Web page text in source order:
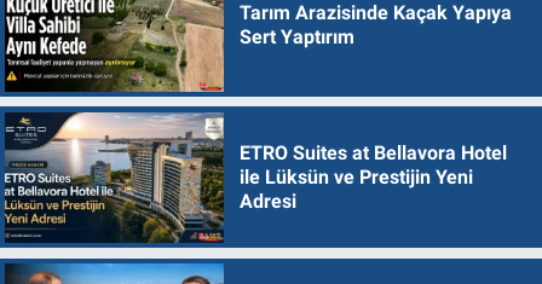
Tarım Arazisinde Kaçak Yapıya
Sert Yaptırım
ETRO Suites at Bellavora Hotel
ile Lüksün ve Prestijin Yeni
Adresi